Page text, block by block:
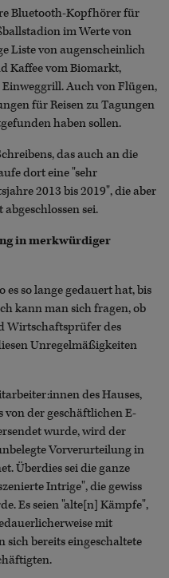
Bluetooth-Kopfhörer für
im Werte von
Liste von augenscheinlich
Kaffee vom Biomarkt,
Auch von Flügen,
für Reisen zu Tagungen
haben sollen.
das auch an die
dort eine "sehr
2013 bis 2019", die aber
sei.
in merkwürdiger
so lange gedauert hat, bis
kann man sich fragen, ob
Wirtschaftsprüfer des
Unregelmäßigkeiten
des Hauses,
von der geschäftlichen E-
wurde, wird der
Vorverurteilung in
Überdies sei die ganze
Intrige", die gewiss
Es seien "alte[n] Kämpfe",
mit
bereits eingeschaltete